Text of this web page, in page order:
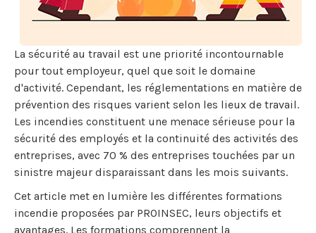
La sécurité au travail est une priorité incontournable
pour tout employeur, quel que soit le domaine
d'activité. Cependant, les réglementations en matière de
prévention des risques varient selon les lieux de travail.
Les incendies constituent une menace sérieuse pour la
sécurité des employés et la continuité des activités des
entreprises, avec 70 % des entreprises touchées par un
sinistre majeur disparaissant dans les mois suivants.
Cet article met en lumière les différentes formations
incendie proposées par PROINSEC, leurs objectifs et
avantages. Les formations comprennent la